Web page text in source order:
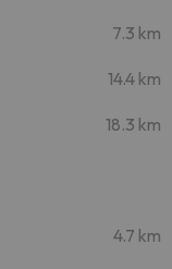
7.3 km
14.4 km
18.3 km
4.7 km